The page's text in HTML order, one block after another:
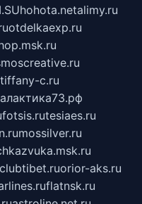
hohota.netalimy.ru
otdelkaexp.ru
tiffany-c.ru
fotsis.rutesiaes.ru
mossilver.ru
clubtibet.ruorior-aks.ru
flatnsk.ru